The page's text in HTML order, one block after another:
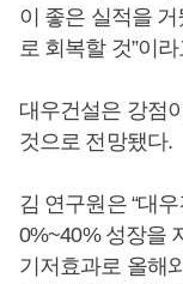
이 좋은 실적을
로 회복할 것”이
대우건설은 강점
것으로 전망됐다.
김 연구원은 “대
0%~40% 성장을
기저효과로 올해